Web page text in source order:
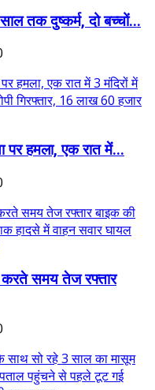
तक दुष्कर्म, दो बच्चों...
हमला, एक रात में...
समय तेज रफ्तार